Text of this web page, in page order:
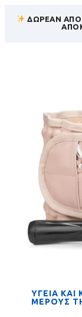
ΔΩΡΕΑΝ
ΥΓΕΙΑ
ΜΕΡΟΥΣ